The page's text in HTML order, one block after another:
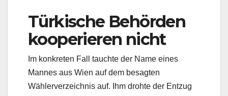
Türkische Behörden
kooperieren nicht
Im konkreten Fall tauchte der Name eines
Mannes aus Wien auf dem besagten
Wählerverzeichnis auf. Ihm drohte der Entzug